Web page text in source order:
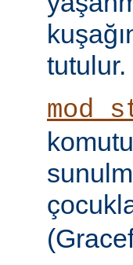
tutulur.